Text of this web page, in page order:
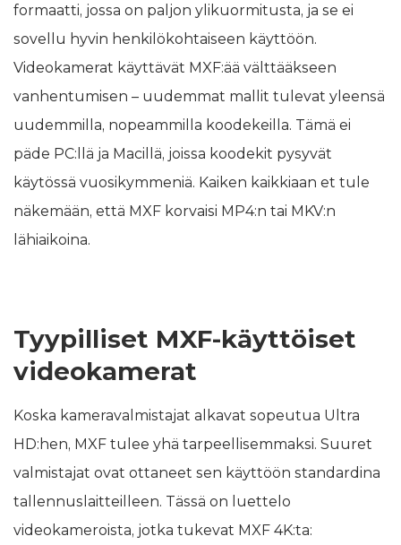
formaatti, jossa on paljon ylikuormitusta, ja se ei
sovellu hyvin henkilökohtaiseen käyttöön.
Videokamerat käyttävät MXF:ää välttääkseen
vanhentumisen – uudemmat mallit tulevat yleensä
uudemmilla, nopeammilla koodekeilla. Tämä ei
päde PC:llä ja Macillä, joissa koodekit pysyvät
käytössä vuosikymmeniä. Kaiken kaikkiaan et tule
näkemään, että MXF korvaisi MP4:n tai MKV:n
lähiaikoina.
Tyypilliset MXF-käyttöiset
videokamerat
Koska kameravalmistajat alkavat sopeutua Ultra
HD:hen, MXF tulee yhä tarpeellisemmaksi. Suuret
valmistajat ovat ottaneet sen käyttöön standardina
tallennuslaitteilleen. Tässä on luettelo
videokameroista, jotka tukevat MXF 4K:ta: